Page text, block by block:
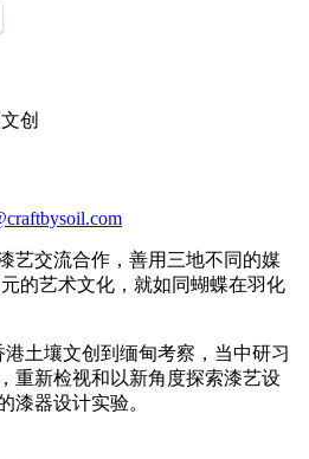
创
艺交流合作，善用三地不同的媒
的艺术文化，就如同蝴蝶在羽化
土壤文创到缅甸考察，当中研习
重新检视和以新角度探索漆艺设
漆器设计实验。